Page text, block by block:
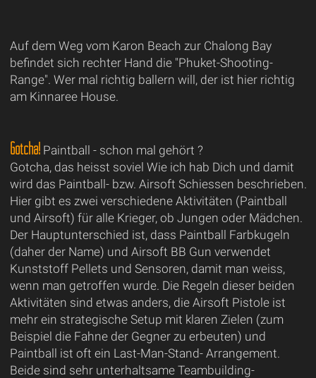
Auf dem Weg vom Karon Beach zur Chalong Bay
befindet sich rechter Hand die "Phuket-Shooting-
Range". Wer mal richtig ballern will, der ist hier richtig
am Kinnaree House.
Gotcha!Paintball - schon mal gehört ?
Gotcha, das heisst soviel Wie ich hab Dich und damit
wird das Paintball- bzw. Airsoft Schiessen beschrieben.
Hier gibt es zwei verschiedene Aktivitäten (Paintball
und Airsoft) für alle Krieger, ob Jungen oder Mädchen.
Der Hauptunterschied ist, dass Paintball Farbkugeln
(daher der Name) und Airsoft BB Gun verwendet
Kunststoff Pellets und Sensoren, damit man weiss,
wenn man getroffen wurde. Die Regeln dieser beiden
Aktivitäten sind etwas anders, die Airsoft Pistole ist
mehr ein strategische Setup mit klaren Zielen (zum
Beispiel die Fahne der Gegner zu erbeuten) und
Paintball ist oft ein Last-Man-Stand- Arrangement.
Beide sind sehr unterhaltsame Teambuilding-